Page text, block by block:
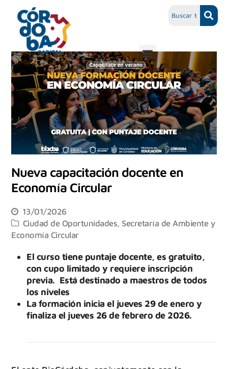
Nueva capacitación docente en
Economía Circular
13/01/2026
Ciudad de Oportunidades Secretaría de Ambiente y
Economía Circular
El curso tiene puntaje docente, es gratuito,
con cupo limitado y requiere inscripción
previa. Está destinado a maestros de todos
los niveles
La formación inicia el jueves 29 de enero y
finaliza el jueves 26 de febrero de 2026.